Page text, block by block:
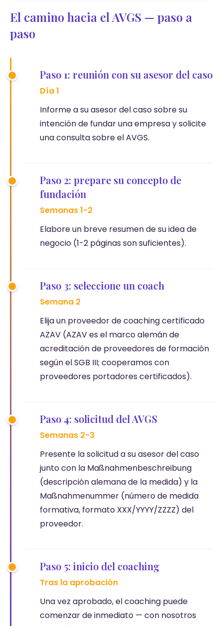
El camino hacia el AVGS — paso a
paso
Paso 1: reunión con su asesor del caso
Día 1
Informe a su asesor del caso sobre su
intención de fundar una empresa y solicite
una consulta sobre el AVGS.
Paso 2: prepare su concepto de
fundación
Semanas 1-2
Elabore un breve resumen de su idea de
negocio (1-2 páginas son suficientes).
Paso 3: seleccione un coach
Semana 2
Elija un proveedor de coaching certificado
AZAV (AZAV es el marco alemán de
acreditación de proveedores de formación
según el SGB III; cooperamos con
proveedores portadores certificados).
Paso 4: solicitud del AVGS
Semanas 2-3
Presente la solicitud a su asesor del caso
junto con la Maßnahmenbeschreibung
(descripción alemana de la medida) y la
Maßnahmenummer (número de medida
formativa, formato XXX/YYYY/ZZZZ) del
proveedor.
Paso 5: inicio del coaching
Tras la aprobación
Una vez aprobado, el coaching puede
comenzar de inmediato — con nosotros